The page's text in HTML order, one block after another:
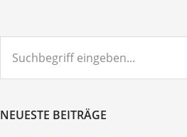
eingeben...
NEUESTE BEITRÄGE